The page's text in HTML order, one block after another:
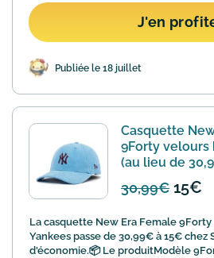
J'en
Publiée le 18 juillet
Casquette
9Forty velours
(au lieu de
30,99€ 15€
La casquette New Era Female
Yankees passe de 30,99€ à 15€ chez
d'économie.📦 Le produitModèle